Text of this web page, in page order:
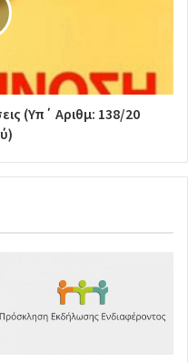
(Υπ΄ Αριθμ: 138/20